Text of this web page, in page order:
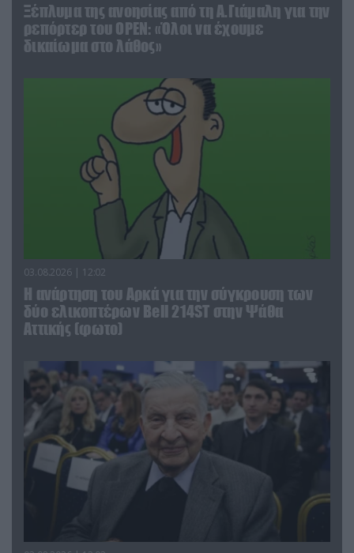
Ξέπλυμα της ανοησίας από τη Α.Γιάμαλη για την
ρεπόρτερ του ΟΡΕΝ: «Όλοι να έχουμε
δικαίωμα στο λάθος»
03.08.2026 | 12:02
Η ανάρτηση του Αρκά για την σύγκρουση των
δύο ελικοπτέρων Bell 214ST στην Ψάθα
Αττικής (φωτο)